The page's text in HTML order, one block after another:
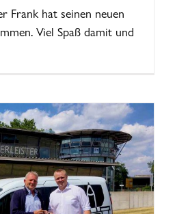
Frank hat seinen neuen
Viel Spaß damit und